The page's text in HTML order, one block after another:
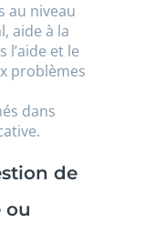
au niveau
aide à la
l’aide et le
problèmes
dans
de
ou